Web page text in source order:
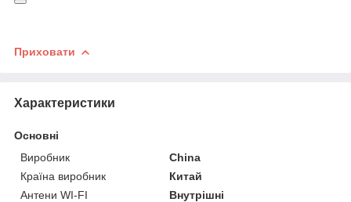
Приховати
Характеристики
Основні
Виробник
China
Країна виробник
Китай
Антени WI-FI
Внутрішні